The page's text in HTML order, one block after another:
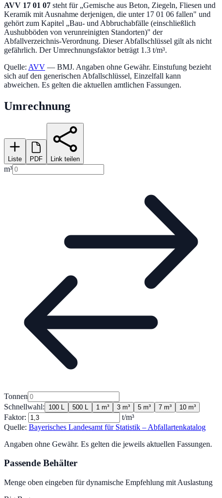
AVV 17 01 07 steht für „Gemische aus Beton, Ziegeln, Fliesen und
Keramik mit Ausnahme derjenigen, die unter 17 01 06 fallen" und
gehört zum Kapitel „Bau- und Abbruchabfälle (einschließlich
Aushubböden von verunreinigten Standorten)" der
Abfallverzeichnis-Verordnung. Dieser Abfallschlüssel gilt als nicht
gefährlich. Der Umrechnungsfaktor beträgt 1.3 t/m³.
Quelle: AVV — BMJ. Angaben ohne Gewähr. Einstufung bezieht
sich auf den generischen Abfallschlüssel, Einzelfall kann
abweichen. Es gelten die aktuellen amtlichen Fassungen.
Umrechnung
Liste PDF Link teilen
m³
Tonnen
Schnellwahl:
100 L 500 L 1 m³ 3 m³ 5 m³ 7 m³ 10 m³
Faktor:
t/m³
Quelle: Bayerisches Landesamt für Statistik – Abfallartenkatalog
Angaben ohne Gewähr. Es gelten die jeweils aktuellen Fassungen.
Passende Behälter
Menge oben eingeben für dynamische Empfehlung mit Auslastung